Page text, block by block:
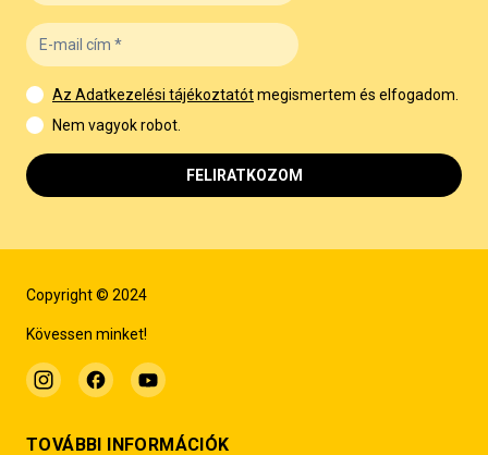
Copyright © 2024
Kövessen minket!
TOVÁBBI INFORMÁCIÓK
Az Adatkezelési tájékoztatótmegismertem és elfogadom.
Nem vagyok robot.
FELIRATKOZOM